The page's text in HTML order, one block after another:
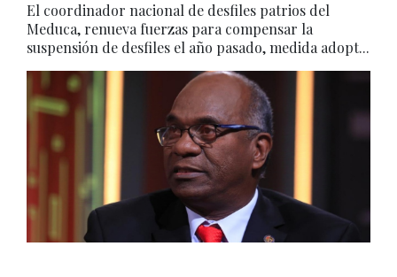
El coordinador nacional de desfiles patrios del
Meduca, renueva fuerzas para compensar la
suspensión de desfiles el año pasado, medida adopt...